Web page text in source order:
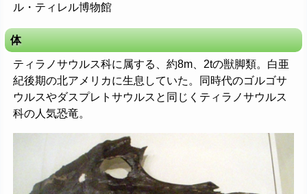
ル・ティレル博物館
体
ティラノサウルス科に属する、約8m、2tの獣脚類。白亜
紀後期の北アメリカに生息していた。同時代のゴルゴサ
ウルスやダスプレトサウルスと同じくティラノサウルス
科の人気恐竜。